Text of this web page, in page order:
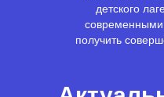
детского
получить